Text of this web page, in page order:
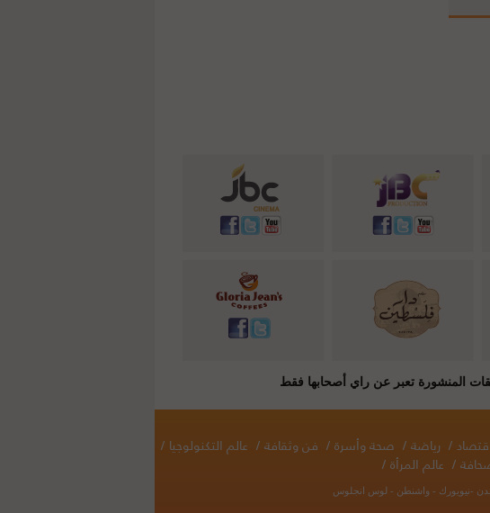
/ رياضة / صحة وأسرة / فن وثقافة / عالم التكنولوجيا /
/ عالم المرأة /
-نيويورك - واشنطن - لوس انجلوس